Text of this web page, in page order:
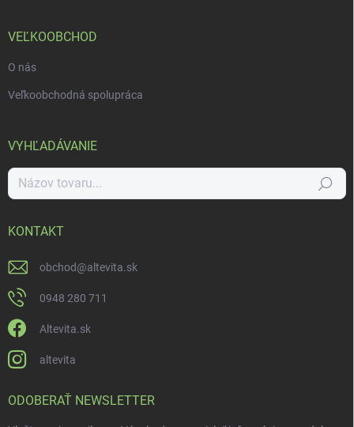
VEĽKOOBCHOD
O nás
Veľkoobchodná spolupráca
VYHĽADÁVANIE
Hľadať
KONTAKT
obchod@altevita.sk
0948 280 711
Altevita.sk
altevita
ODOBERAŤ NEWSLETTER